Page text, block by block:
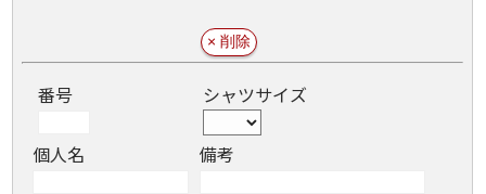
番号 シャツサイズ
個人名 備考